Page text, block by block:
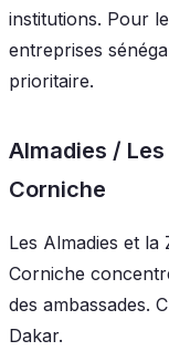
institutions. Pour
entreprises
prioritaire.
Almadies /
Corniche
Les Almadies et
Corniche
des ambassades.
Dakar.